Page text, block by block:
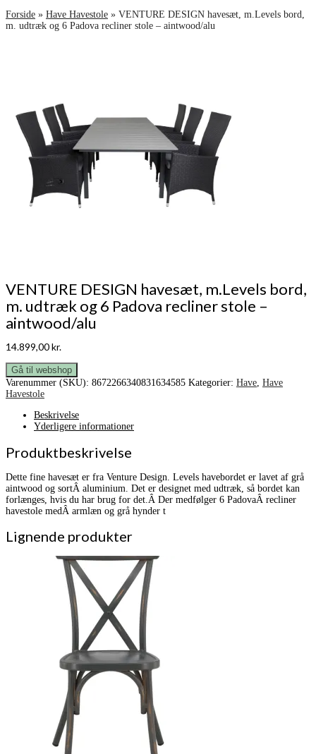
Forside » Have Havestole » VENTURE DESIGN havesæt, m.Levels bord,
m. udtræk og 6 Padova recliner stole – aintwood/alu
VENTURE DESIGN havesæt, m.Levels bord,
m. udtræk og 6 Padova recliner stole –
aintwood/alu
14.899,00kr.
Gå til webshop
Varenummer (SKU): 8672266340831634585 Kategorier: Have, Have
Havestole
Beskrivelse
Yderligere informationer
Produktbeskrivelse
Dette fine havesæt er fra Venture Design. Levels havebordet er lavet af grå
aintwood og sortÂ aluminium. Det er designet med udtræk, så bordet kan
forlænges, hvis du har brug for det.Â Der medfølger 6 PadovaÂ recliner
havestole medÂ armlæn og grå hynder t
Lignende produkter